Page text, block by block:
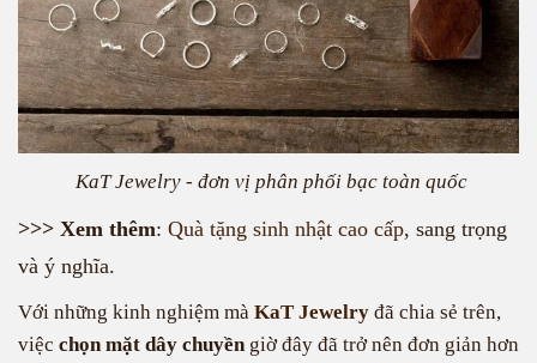
KaT Jewelry - đơn vị phân phối bạc toàn quốc
>>> Xem thêm: Quà tặng sinh nhật cao cấp, sang trọng
và ý nghĩa.
Với những kinh nghiệm mà KaT Jewelry đã chia sẻ trên,
việc chọn mặt dây chuyền giờ đây đã trở nên đơn giản hơn